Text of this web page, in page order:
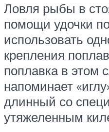
Ловля рыбы в
помощи удочки
использовать
крепления
поплавка в этом
напоминает
длинный со
утяжеленным